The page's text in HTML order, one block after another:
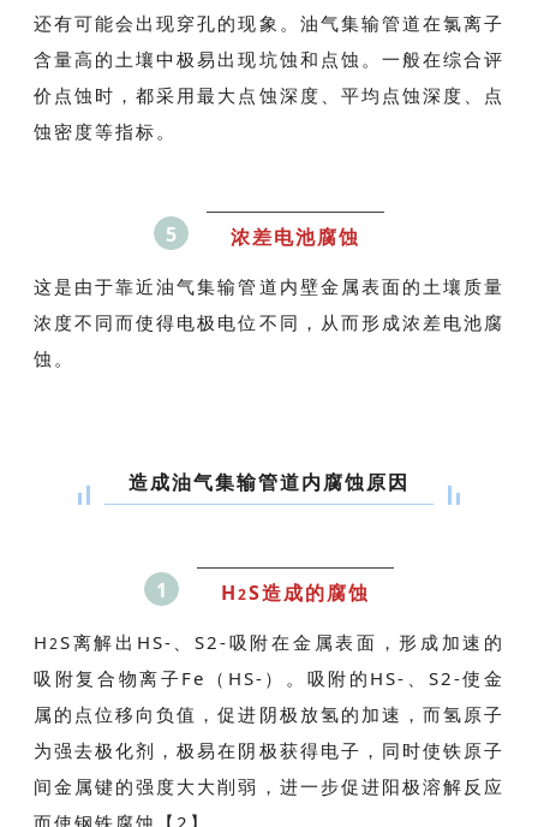
还有可能会出现穿孔的现象。油气集输管道在氯离子
含量高的土壤中极易出现坑蚀和点蚀。一般在综合评
价点蚀时，都采用最大点蚀深度、平均点蚀深度、点
蚀密度等指标。
5 浓差电池腐蚀
这是由于靠近油气集输管道内壁金属表面的土壤质量
浓度不同而使得电极电位不同，从而形成浓差电池腐
蚀。
造成油气集输管道内腐蚀原因
1 H2S造成的腐蚀
H2S离解出HS-、S2-吸附在金属表面，形成加速的
吸附复合物离子Fe（HS-）。吸附的HS-、S2-使金
属的点位移向负值，促进阴极放氢的加速，而氢原子
为强去极化剂，极易在阴极获得电子，同时使铁原子
间金属键的强度大大削弱，进一步促进阳极溶解反应
而使钢铁腐蚀【2】。